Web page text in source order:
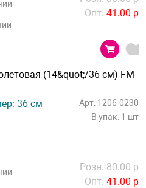
Опт. 41.00 р
(14&quot;/36 см) FM
36 см
Арт: 1206-0230
В упак: 1 шт
Розн. 80.00 р
Опт. 41.00 р